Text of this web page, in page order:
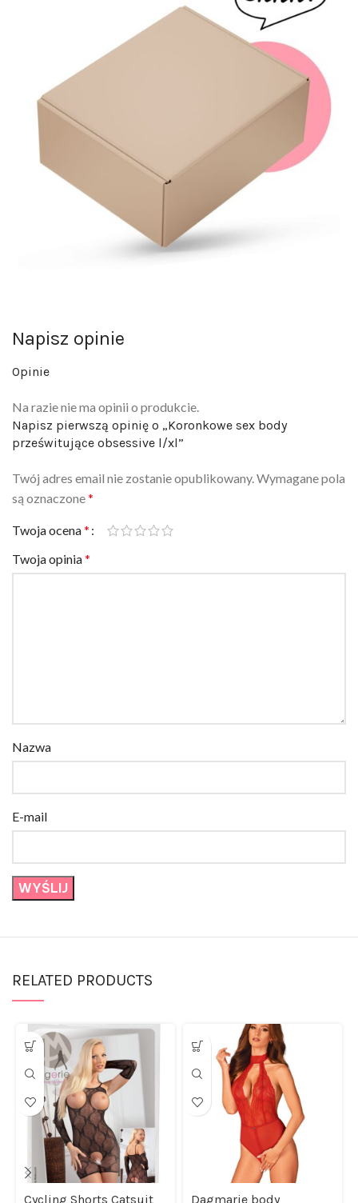
Napisz opinie
Opinie
Na razie nie ma opinii o produkcie.
Napisz pierwszą opinię o „Koronkowe sex body
prześwitujące obsessive l/xl”
Twój adres email nie zostanie opublikowany.
Wymagane pola
są oznaczone *
Twoja ocena *
Twoja opinia *
Nazwa
E-mail
RELATED PRODUCTS
Cycling Shorts Catsuit
Dagmarie body